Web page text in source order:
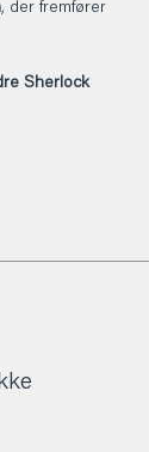
, der fremfører
Sherlock